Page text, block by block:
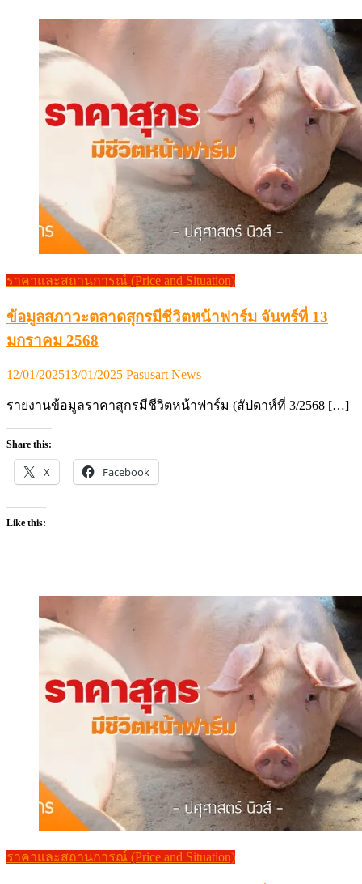
ราคาและสถานการณ์ (Price and Situation)
ข้อมูลสภาวะตลาดสุกรมีชีวิตหน้าฟาร์ม จันทร์ที่ 13
มกราคม 2568
Posted
12/01/202513/01/2025 Author
Pasusart News
รายงานข้อมูลราคาสุกรมีชีวิตหน้าฟาร์ม (สัปดาห์ที่ 3/2568 […]
Share this:
X Facebook
Like this:
ราคาและสถานการณ์ (Price and Situation)